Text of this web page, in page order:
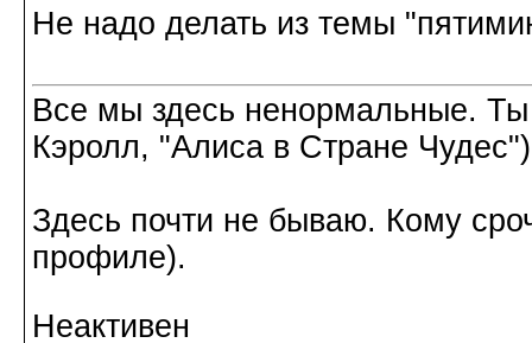
Не надо делать из темы
Все мы здесь ненормальные.
Кэролл, "Алиса в Стране Чудес")
Здесь почти не бываю. Кому
профиле).
Неактивен